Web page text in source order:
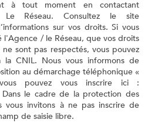
à tout moment en contactant
Le Réseau. Consultez le site
sur vos droits. Si vous
l'Agence / le Réseau, que vos droits
sont pas respectés, vous pouvez
la CNIL. Nous vous informons de
au démarchage téléphonique «
pouvez vous inscrire ici :
le cadre de la protection des
vous invitons à ne pas inscrire de
de saisie libre.